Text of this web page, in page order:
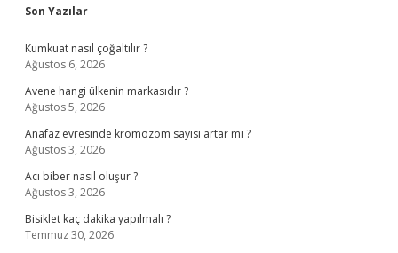
Sidebar
Son Yazılar
Kumkuat nasıl çoğaltılır ?
Ağustos 6, 2026
Avene hangi ülkenin markasıdır ?
Ağustos 5, 2026
Anafaz evresinde kromozom sayısı artar mı ?
Ağustos 3, 2026
Acı biber nasıl oluşur ?
Ağustos 3, 2026
Bisiklet kaç dakika yapılmalı ?
Temmuz 30, 2026